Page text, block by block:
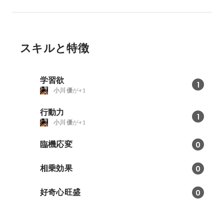
スキルと特徴
学習欲 1
小川 優が+1
行動力 1
小川 優が+1
臨機応変 0
相乗効果 0
好奇心旺盛 0